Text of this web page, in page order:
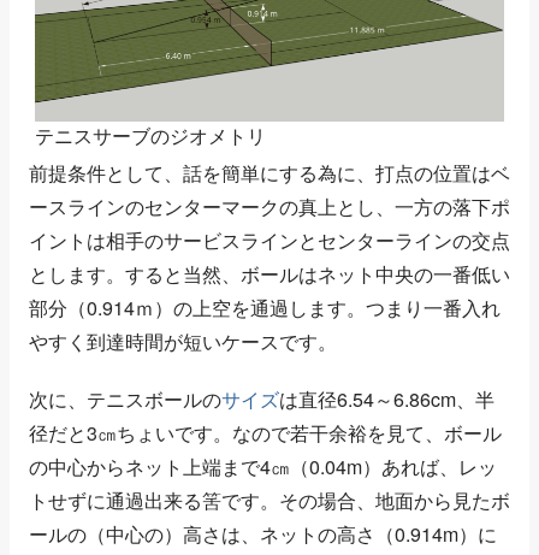
テニスサーブのジオメトリ
前提条件として、話を簡単にする為に、打点の位置はベ
ースラインのセンターマークの真上とし、一方の落下ポ
イントは相手のサービスラインとセンターラインの交点
とします。すると当然、ボールはネット中央の一番低い
部分（0.914ｍ）の上空を通過します。つまり一番入れ
やすく到達時間が短いケースです。
次に、テニスボールのサイズは直径6.54～6.86cm、半
径だと3㎝ちょいです。なので若干余裕を見て、ボール
の中心からネット上端まで4㎝（0.04m）あれば、レッ
トせずに通過出来る筈です。その場合、地面から見たボ
ールの（中心の）高さは、ネットの高さ（0.914m）に